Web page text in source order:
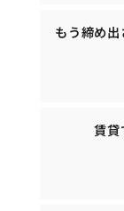
もう締め
賃貸